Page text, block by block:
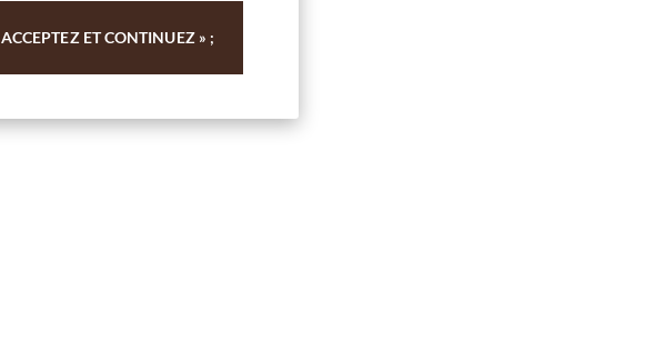
ACCEPTEZ ET CONTINUEZ » ;